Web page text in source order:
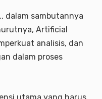
dalam sambutannya
Artificial
analisis, dan
dalam proses